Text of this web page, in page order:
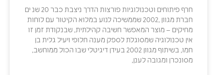
חרף פיתוחים וטכנולוגיות פורצות הדרך ניצבת כבר 20 שנ ים
חברת מגוון ,2002 שממשיכה לנוע במלוא הקיטור עם לוחות
מחיקים – מוצר המאפשר חשיבה קהילתית, שבנקודת זמן זו
אין טכנולוגיה שמסוגלת לספק מענה חלופי ויעיל גלית בן
חמו, בשיתוף מגוון 2002 בעידן דיגיטלי שבו הכול ממוחשב,
מסונכרן ומגובה לענן,